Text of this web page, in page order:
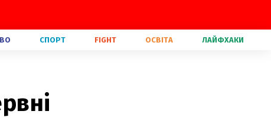
СПОРТ FIGHT ОСВІТА ЛАЙФХАКИ